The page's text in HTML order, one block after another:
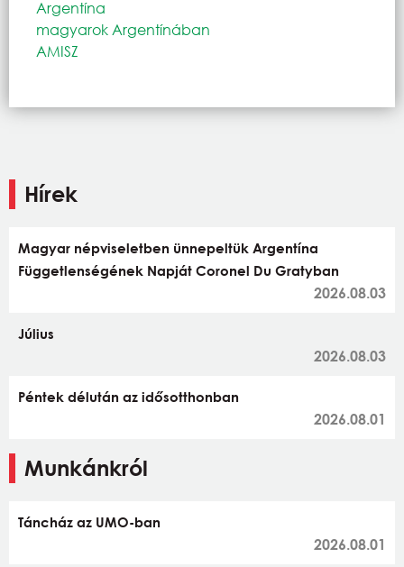
Argentína
magyarok Argentínában
AMISZ
Hírek
Magyar népviseletben ünnepeltük Argentína
Függetlenségének Napját Coronel Du Gratyban
2026.08.03
Július
2026.08.03
Péntek délután az idősotthonban
2026.08.01
Munkánkról
Táncház az UMO-ban
2026.08.01